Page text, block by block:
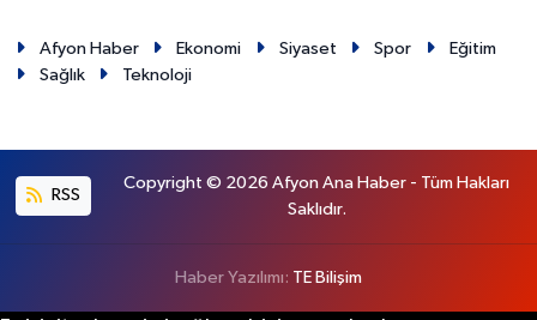
Afyon Haber Ekonomi Siyaset Spor
Eğitim
Sağlık
Teknoloji
RSS
Copyright © 2026 Afyon Ana Haber - Tüm Hakları
Saklıdır.
Haber Yazılımı: TE Bilişim